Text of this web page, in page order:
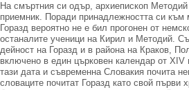
На смъртния си одър, архиепископ
приемник. Поради принадлежността си
Горазд вероятно не е бил прогонен от
останалите ученици на Кирил и Методий.
дейност на Горазд и в района на Краков,
включено в един църковен календар от
тази дата и съвременна Словакия почита
словаците почитат Горазд като свой първи